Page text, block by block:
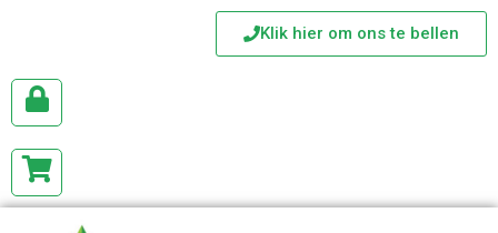
Klik hier om ons te bellen